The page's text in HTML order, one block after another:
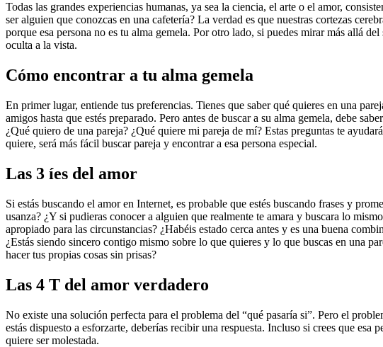
Todas las grandes experiencias humanas, ya sea la ciencia, el arte o el amor,
ser alguien que conozcas en una cafetería? La verdad es que nuestras cortezas
porque esa persona no es tu alma gemela. Por otro lado, si puedes mirar más allá
oculta a la vista.
Cómo encontrar a tu alma gemela
En primer lugar, entiende tus preferencias. Tienes que saber qué quieres en una
amigos hasta que estés preparado. Pero antes de buscar a su alma gemela, debe
¿Qué quiero de una pareja? ¿Qué quiere mi pareja de mí? Estas preguntas te
quiere, será más fácil buscar pareja y encontrar a esa persona especial.
Las 3 íes del amor
Si estás buscando el amor en Internet, es probable que estés buscando frases y
usanza? ¿Y si pudieras conocer a alguien que realmente te amara y buscara lo
apropiado para las circunstancias? ¿Habéis estado cerca antes y es una buena
¿Estás siendo sincero contigo mismo sobre lo que quieres y lo que buscas en una
hacer tus propias cosas sin prisas?
Las 4 T del amor verdadero
No existe una solución perfecta para el problema del “qué pasaría si”. Pero el
estás dispuesto a esforzarte, deberías recibir una respuesta. Incluso si crees que
quiere ser molestada.